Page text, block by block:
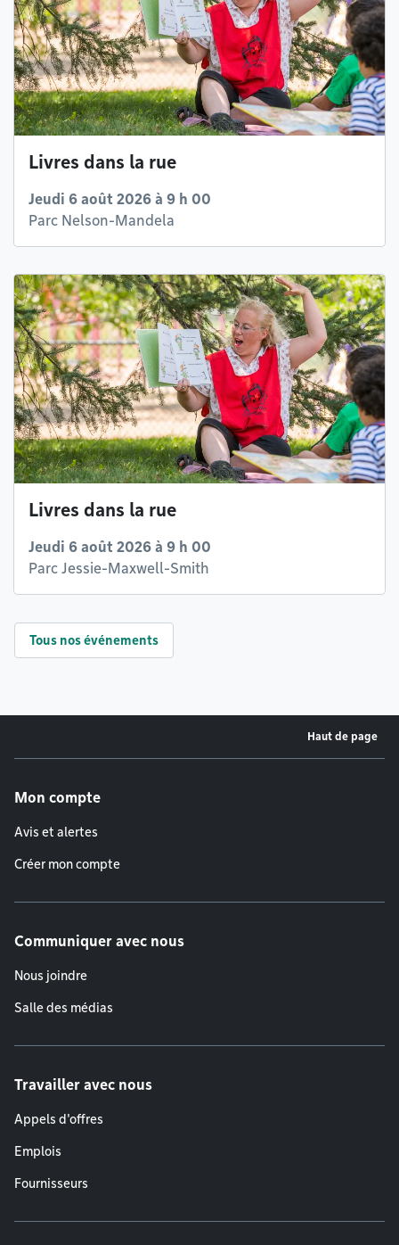
Livres dans la rue
Jeudi 6 août 2026 à 9 h 00
Parc Nelson-Mandela
Livres dans la rue
Jeudi 6 août 2026 à 9 h 00
Parc Jessie-Maxwell-Smith
Tous nos événements
Haut de page
Mon compte
Avis et alertes
Créer mon compte
Communiquer avec nous
Nous joindre
Salle des médias
Travailler avec nous
Appels d'offres
Emplois
Fournisseurs